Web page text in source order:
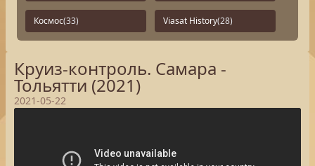
Космос(33) Viasat History(28)
Круиз-контроль. Самара -
Тольятти (2021)
2021-05-22